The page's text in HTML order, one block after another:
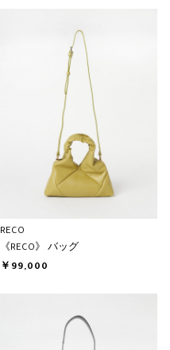
RECO
《RECO》 バッグ
￥99,000